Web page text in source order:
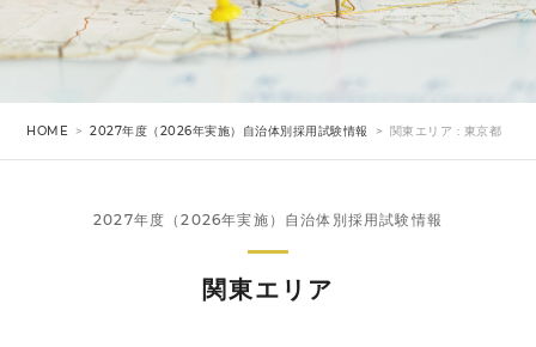
HOME 2027年度（2026年実施）自治体別採用試験情報 関東エリア : 東京都
2027年度（2026年実施）自治体別採用試験情報
関東エリア